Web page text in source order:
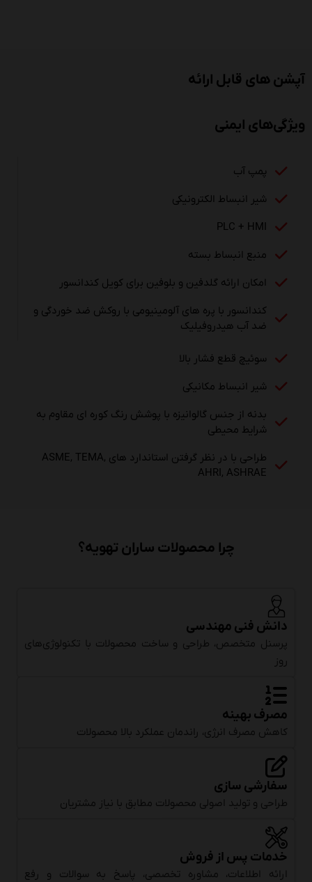
آپشن های قابل ارائه
ویژگی‌های ایمنی
پمپ آب
شیر انبساط الکترونیکی
PLC + HMI
منبع انبساط بسته
امکان ارائه گلدفین و بلوفین برای کویل کندانسور
کندانسور با پره های آلومینیومی با روکش ضد خوردگی و
ضد آب هیدروفیلیک
سوئیچ قطع فشار بالا
شیر انبساط مکانیکی
بدنه از جنس گالوانیزه با پوشش رنگ کوره ای مقاوم به
شرایط محیطی
طراحی با در نظر گرفتن استاندارد های ASME, TEMA,
AHRI, ASHRAE
چرا محصولات ساران تهویه؟
دانش فنی مهندسی
پرسنل متخصص، طراحی و ساخت محصولات با تکنولوژی‌های
روز
مصرف بهینه
کاهش مصرف انرژی، راندمان عملکرد بالا محصولات
سفارشی سازی
طراحی و تولید اصولی محصولات مطابق با نیاز مشتریان
خدمات پس از فروش
ارائه اطلاعات، مشاوره تخصصی، پاسخ به سوالات و رفع